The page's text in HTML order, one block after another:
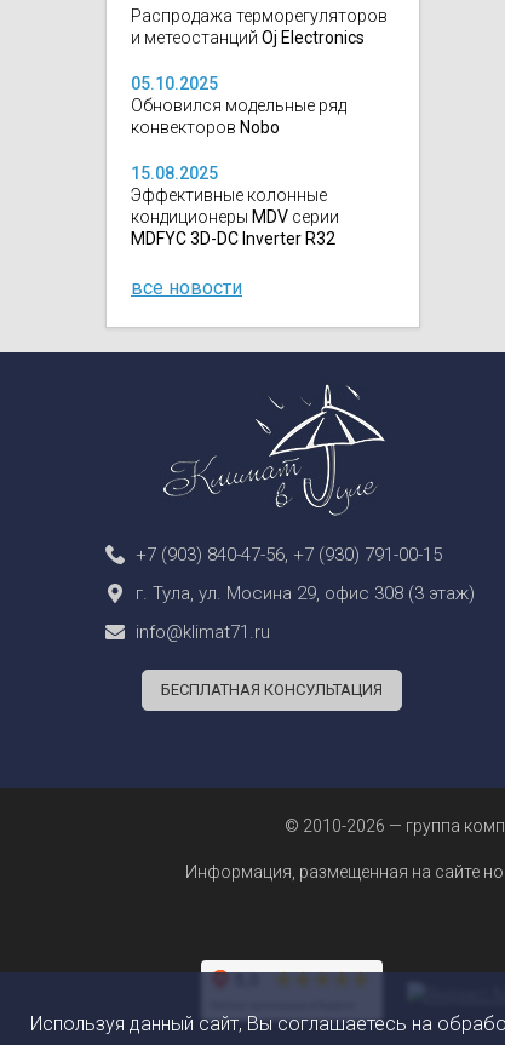
Распродажа терморегуляторов
и метеостанций Oj Electronics
05.10.2025
Обновился модельные ряд
конвекторов Nobo
15.08.2025
Эффективные колонные
кондиционеры MDV серии
MDFYC 3D-DC Inverter R32
все новости
+7 (903) 840-47-56, +7 (930) 791-00-15
г. Тула, ул. Мосина 29, офис 308 (3 этаж)
info@klimat71.ru
БЕСПЛАТНАЯ КОНСУЛЬТАЦИЯ
© 2010-2026 — группа
Информация, размещенная на сайте
Используя данный сайт, Вы соглашаетесь на